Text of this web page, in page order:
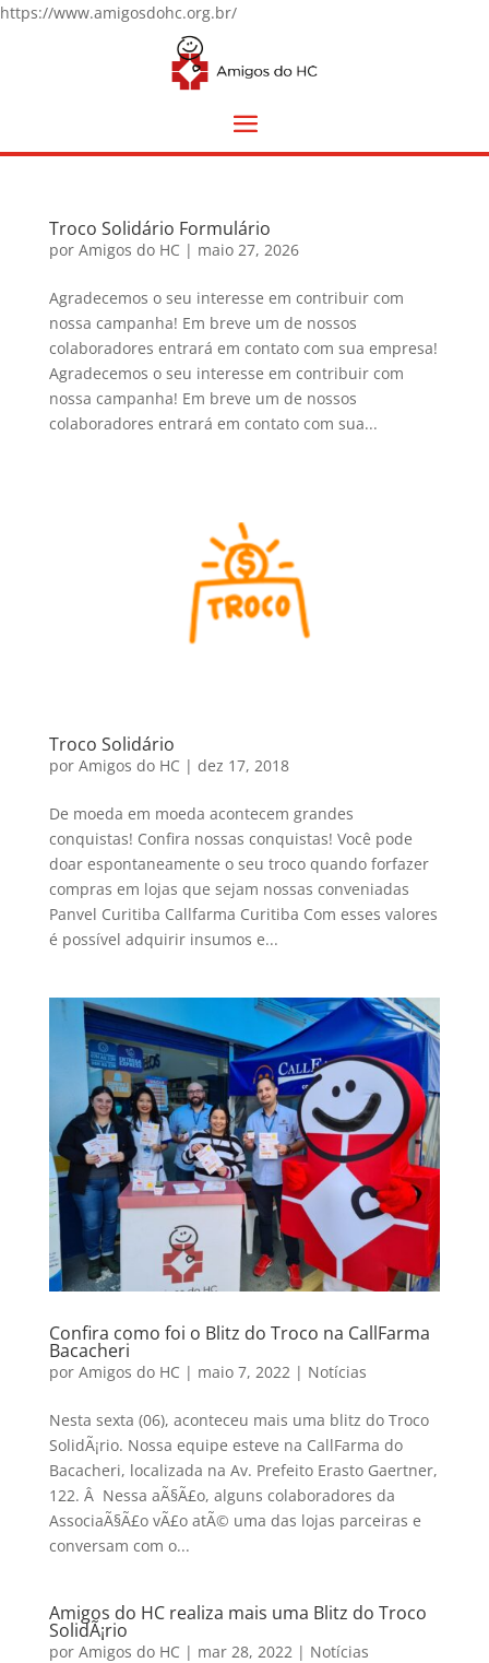
https://www.amigosdohc.org.br/
Troco Solidário Formulário
por Amigos do HC | maio 27, 2026
Agradecemos o seu interesse em contribuir com
nossa campanha! Em breve um de nossos
colaboradores entrará em contato com sua empresa!
Agradecemos o seu interesse em contribuir com
nossa campanha! Em breve um de nossos
colaboradores entrará em contato com sua...
Troco Solidário
por Amigos do HC | dez 17, 2018
De moeda em moeda acontecem grandes
conquistas! Confira nossas conquistas! Você pode
doar espontaneamente o seu troco quando forfazer
compras em lojas que sejam nossas conveniadas
Panvel Curitiba Callfarma Curitiba Com esses valores
é possí­vel adquirir insumos e...
Confira como foi o Blitz do Troco na CallFarma
Bacacheri
por Amigos do HC | maio 7, 2022 | Notícias
Nesta sexta (06), aconteceu mais uma blitz do Troco
SolidÃ¡rio. Nossa equipe esteve na CallFarma do
Bacacheri, localizada na Av. Prefeito Erasto Gaertner,
122. Â Nessa aÃ§Ã£o, alguns colaboradores da
AssociaÃ§Ã£o vÃ£o atÃ© uma das lojas parceiras e
conversam com o...
Amigos do HC realiza mais uma Blitz do Troco
SolidÃ¡rio
por Amigos do HC | mar 28, 2022 | Notícias